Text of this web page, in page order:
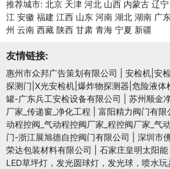
推荐城市: 北京 天津 河北 山西 内蒙古 辽宁
江 安徽 福建 江西 山东 河南 湖北 湖南 广
州 云南 西藏 陕西 甘肃 青海 宁夏 新疆
友情链接:
惠州市众邦广告策划有限公司
安检机|安
探测门|X光安检机|爆炸物探测器|危险液体
罐-广东兵工安检设备有限公司
苏州顺金
厂家_传递窗_净化工程
富阳精力阀门有限
动程控阀_气动程控阀厂家_程控阀厂家_气
门-浙江展旭德自控阀门有限公司
深圳市
荣达包装材料有限公司
石家庄皇明太阳能
LED草坪灯，发光圆球灯，发光球，喷水